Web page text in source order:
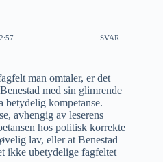
SVAR
man omtaler, er det
med sin glimrende
betydelig kompetanse.
avhengig av leserens
hos politisk korrekte
lav, eller at Benestad
ikke ubetydelige fagfeltet